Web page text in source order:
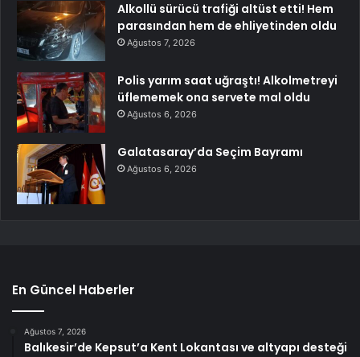
Alkollü sürücü trafiği altüst etti! Hem
parasından hem de ehliyetinden oldu
Ağustos 7, 2026
Polis yarım saat uğraştı! Alkolmetreyi
üflememek ona servete mal oldu
Ağustos 6, 2026
Galatasaray’da Seçim Bayramı
Ağustos 6, 2026
En Güncel Haberler
Ağustos 7, 2026
Balıkesir’de Kepsut’a Kent Lokantası ve altyapı desteği